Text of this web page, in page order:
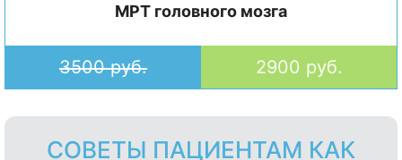
МРТ головного мозга
3500 руб. 2900 руб.
СОВЕТЫ ПАЦИЕНТАМ КАК